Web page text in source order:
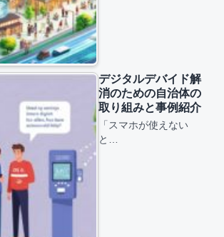
デジタルデバイド解
消のための自治体の
取り組みと事例紹介
「スマホが使えない
と…